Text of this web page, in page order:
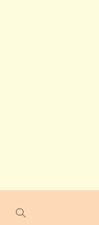
TOGGLE